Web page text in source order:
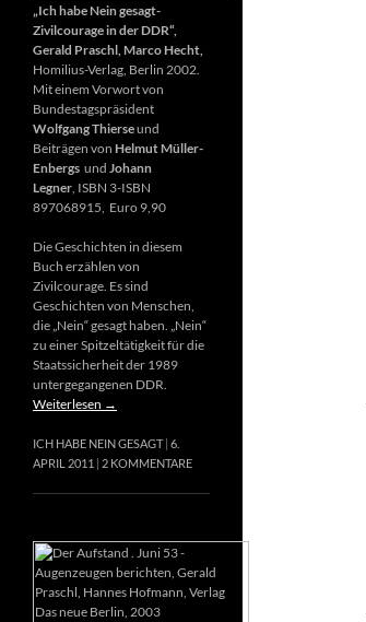
„Ich habe Nein gesagt-
Zivilcourage in der DDR“,
Gerald Praschl, Marco Hecht,
Homilius-Verlag, Berlin 2002.
Mit einem Vorwort von
Bundestagspräsident
Wolfgang Thierseund
Beiträgen von Helmut Müller-
Enbergs und Johann
Legner , ISBN 3-ISBN
897068915, Euro 9,90
Die Geschichten in diesem
Buch erzählen von
Zivilcourage. Es sind
Geschichten von Menschen,
die „Nein“ gesagt haben. „Nein“
zu einer Spitzeltätigkeit für die
Staatssicherheit der 1989
untergegangenen DDR.
Weiterlesen →
ICH HABE NEIN GESAGT 6.
APRIL 2011
2 KOMMENTARE